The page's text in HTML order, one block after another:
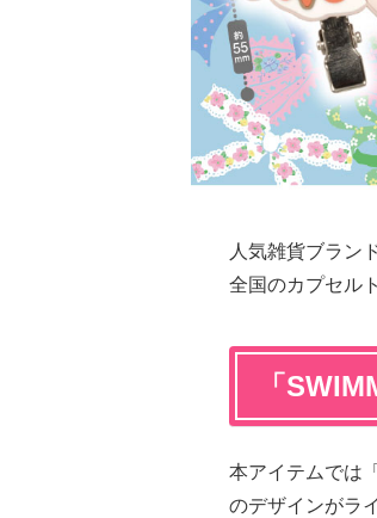
人気雑貨ブラン
全国のカプセル
「
本アイテムでは
のデザインがラ